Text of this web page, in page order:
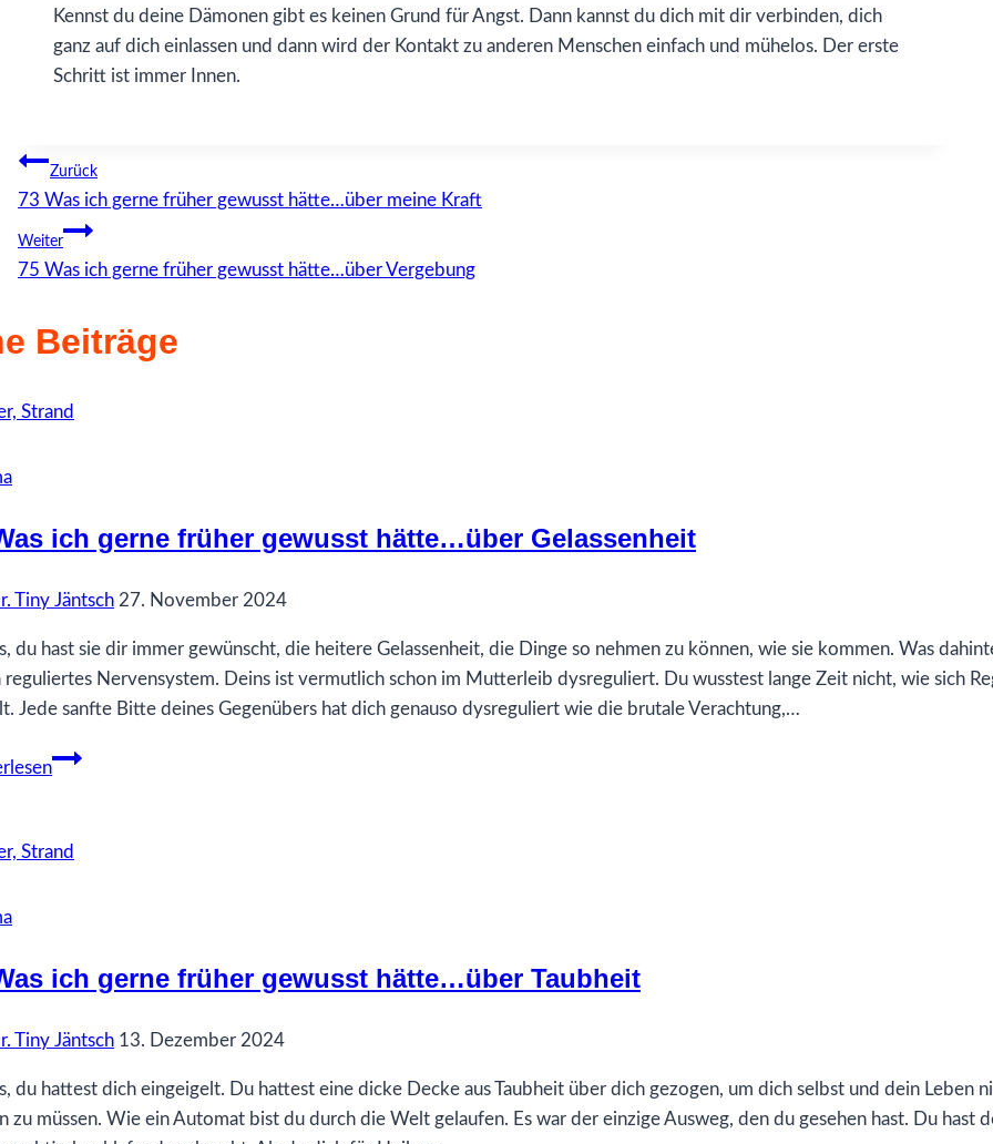
Kennst du deine Dämonen gibt es keinen Grund für Angst. Dann kannst du dich mit dir verbinden, dich
ganz auf dich einlassen und dann wird der Kontakt zu anderen Menschen einfach und mühelos. Der erste
Schritt ist immer Innen.
Beitragsnavigation
Zurück
73 Was ich gerne früher gewusst hätte…über meine Kraft
Weiter
75 Was ich gerne früher gewusst hätte…über Vergebung
Beiträge
ich gerne früher gewusst hätte…über Gelassenheit
Tiny Jäntsch 27. November 2024
du hast sie dir immer gewünscht, die heitere Gelassenheit, die Dinge so nehmen zu können, wie sie kommen. Was
reguliertes Nervensystem. Deins ist vermutlich schon im Mutterleib dysreguliert. Du wusstest lange Zeit nicht, wie sich
Jede sanfte Bitte deines Gegenübers hat dich genauso dysreguliert wie die brutale Verachtung,…
68
gerne
über
Gelassenheit
ich gerne früher gewusst hätte…über Taubheit
Tiny Jäntsch 13. Dezember 2024
du hattest dich eingeigelt. Du hattest eine dicke Decke aus Taubheit über dich gezogen, um dich selbst und dein Leben
zu müssen. Wie ein Automat bist du durch die Welt gelaufen. Es war der einzige Ausweg, den du gesehen hast. Du hast